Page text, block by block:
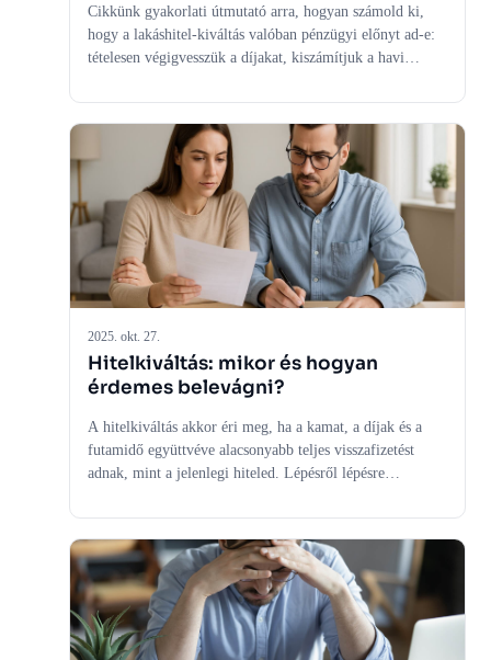
Cikkünk gyakorlati útmutató arra, hogyan számold ki,
hogy a lakáshitel-kiváltás valóban pénzügyi előnyt ad-e:
tételesen végigvesszük a díjakat, kiszámítjuk a havi
mikor jobb a futamidő rövidítése a törlesztő
csökkentésénél. A cikk végére világos döntési sorrendet
kapsz: két összehasonlítható ajánlat, teljes költség,
megtérülés, kockázat, majd stratégia vésztartalékkal és
éves felülvizsgálattal kiegészítve.
2025. okt. 27.
Hitelkiváltás: mikor és hogyan
érdemes belevágni?
A hitelkiváltás akkor éri meg, ha a kamat, a díjak és a
futamidő együttvéve alacsonyabb teljes visszafizetést
adnak, mint a jelenlegi hiteled. Lépésről lépésre
milyen dokumentumok kellenek, milyen buktatókat
kerülj el, és mivel érdemes összevetni (kamatfixálás,
futamidő-módosítás, adósságrendező hitel).